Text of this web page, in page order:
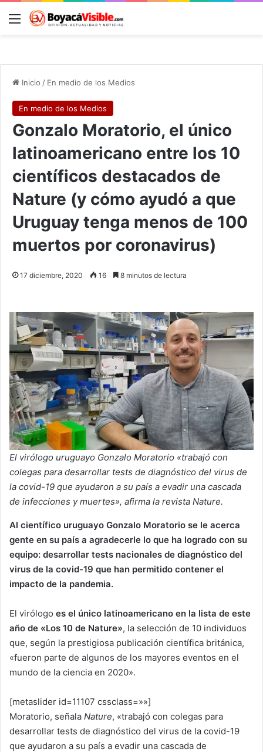
Menú
Inicio / En medio de los Medios
En medio de los Medios
Gonzalo Moratorio, el único
latinoamericano entre los 10
científicos destacados de
Nature (y cómo ayudó a que
Uruguay tenga menos de 100
muertos por coronavirus)
17 diciembre, 2020 16 8 minutos de lectura
El virólogo uruguayo Gonzalo Moratorio «trabajó con
colegas para desarrollar tests de diagnóstico del virus de
la covid-19 que ayudaron a su país a evadir una cascada
de infecciones y muertes», afirma la revista Nature.
Al científico uruguayo Gonzalo Moratorio se le acerca
gente en su país a agradecerle lo que ha logrado con su
equipo: desarrollar tests nacionales de diagnóstico del
virus de la covid-19 que han permitido contener el
impacto de la pandemia.
El virólogo es el único latinoamericano en la lista de este
año de «Los 10 de Nature», la selección de 10 individuos
que, según la prestigiosa publicación científica británica,
«fueron parte de algunos de los mayores eventos en el
mundo de la ciencia en 2020».
[metaslider id=11107 cssclass=»»]
Moratorio, señala Nature, «trabajó con colegas para
desarrollar tests de diagnóstico del virus de la covid-19
que ayudaron a su país a evadir una cascada de